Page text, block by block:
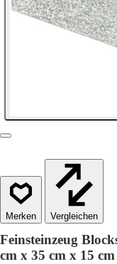
Vergleichen
Feinsteinzeug
cm x 35 cm x 15 cm